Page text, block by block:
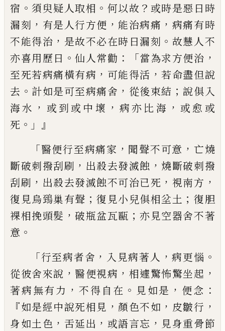
宿 。 須臾疑人取相 。 何以故 ？ 或時是惡日時
漏刻 ， 有是人行方便 ， 能治病痛 ， 病痛有時
不能得治 ， 是故不必在時日漏刻 。 故慧人不
亦喜用歷日 。仙人常勸 ：「當為求方便治 ，
至死若病痛橫有病 ， 可能得活 ，若命盡但說
去 。 計如是可至病痛舍 ， 從後束結 ； 說俱入
海水 ， 或到或中壞 ， 病亦比海 ， 或愈或
死 。」』
「醫便行至病痛家 ， 聞聲不可意 ， 亡燒
斷破刺撥刮刷 ， 出殺去發滅蝕 ， 燒斷破刺撥
刮刷 ， 出殺去發滅蝕不可治已死 ， 視南方 ，
復見烏鵄巢有聲 ； 復見小兒俱相坌土 ； 復胆
裸相挽頭髮 ，破瓶盆瓦甌 ； 亦 見空器舍不著
意 。
「行至病者舍 ， 入見病著人 ，病更惱 。
從彼舍來說 ， 醫便視病 ， 相遽驚怖驚坐起 ，
著病無有力 ， 不得自在 。 見如是 ， 便念 ：
『如是經中說死相見 ， 顏色不如 ， 皮皺行 ，
身如土色 ， 舌延出 ， 或語言忘 ， 見身重骨節